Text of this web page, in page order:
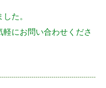
た。
にお問い合わせくださ